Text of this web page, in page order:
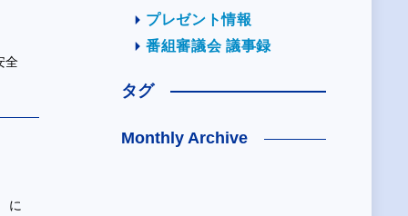
全
に
プレゼント情報
番組審議会 議事録
タグ
Monthly Archive